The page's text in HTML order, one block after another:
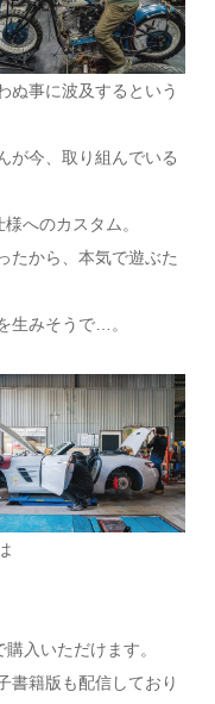
ぬ事に波及するという
が今、取り組んでいる
へのカスタム。
たから、本気で遊ぶた
生みそうで…。
入いただけます。
書籍版も配信しており